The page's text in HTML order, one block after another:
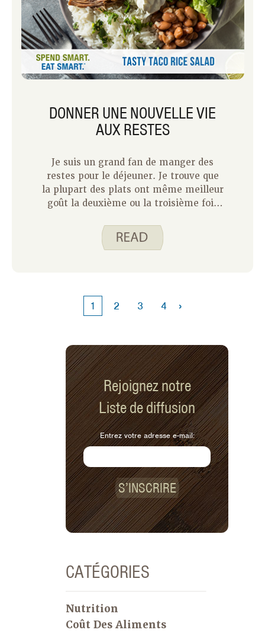
DONNER UNE NOUVELLE VIE
AUX RESTES
Je suis un grand fan de manger des
restes pour le déjeuner. Je trouve que
la plupart des plats ont même meilleur
goût la deuxième ou la troisième fois
réfrigérateur. Si vous avez suivi Spend
Smart. Eat Smart., vous savez
sous la main, et je me lasse rarement
de les manger.
1 2 3 4 ›
Rejoignez notre
Liste de diffusion
Entrez votre adresse e-mail:
S’INSCRIRE
CATÉGORIES
Nutrition
Coût Des Aliments